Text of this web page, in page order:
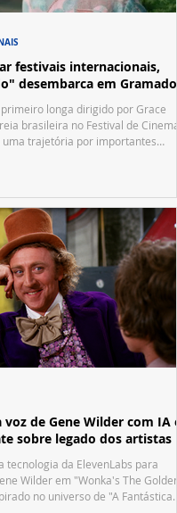
festivais internacionais,
desembarca em Gramado
longa dirigido por Grace
brasileira no Festival de Cinema
uma trajetória por importantes
de Gene Wilder com IA e
sobre legado dos artistas
tecnologia da ElevenLabs para
Wilder em "Wonka's The Golden
no universo de "A Fantástica